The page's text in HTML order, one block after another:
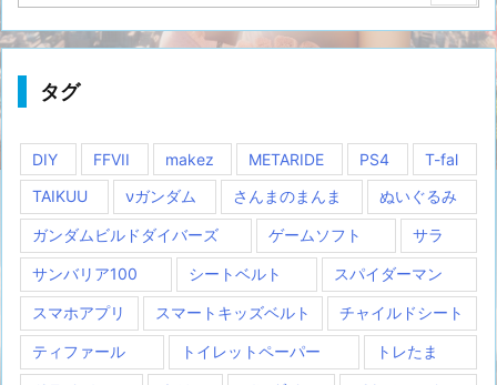
タグ
DIY FFVII makez METARIDE PS4
T-fal
TAIKUU
νガンダム さんまのまんま ぬいぐるみ
ガンダムビルドダイバーズ ゲームソフト サラ
サンバリア100 シートベルト スパイダーマン
スマホアプリ スマートキッズベルト チャイルドシート
ティファール トイレットペーパー トレたま